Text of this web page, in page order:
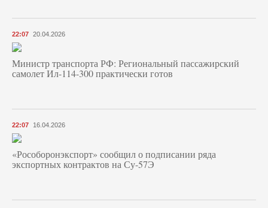
22:07 20.04.2026
Министр транспорта РФ: Региональный пассажирский
самолет Ил-114-300 практически готов
22:07 16.04.2026
«Рособоронэкспорт» сообщил о подписании ряда
экспортных контрактов на Су-57Э